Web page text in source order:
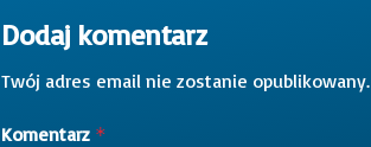
Dodaj komentarz
Twój adres email nie zostanie opublikowany.
Komentarz *